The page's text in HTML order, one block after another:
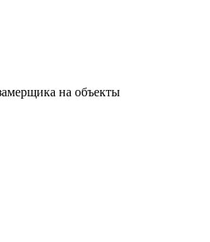
на объекты